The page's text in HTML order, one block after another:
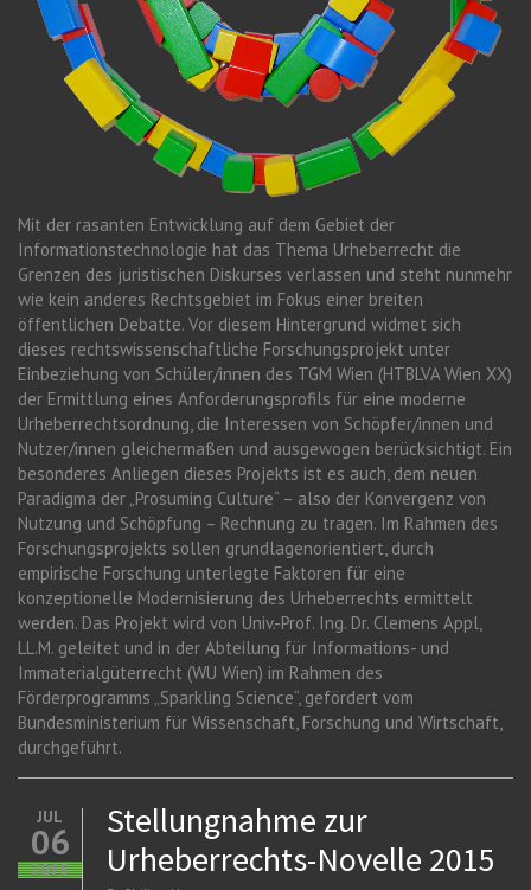
Mit der rasanten Entwicklung auf dem Gebiet der
Informationstechnologie hat das Thema Urheberrecht die
Grenzen des juristischen Diskurses verlassen und steht nunmehr
wie kein anderes Rechtsgebiet im Fokus einer breiten
öffentlichen Debatte. Vor diesem Hintergrund widmet sich
dieses rechtswissenschaftliche Forschungsprojekt unter
Einbeziehung von Schüler/innen des TGM Wien (HTBLVA Wien XX)
der Ermittlung eines Anforderungsprofils für eine moderne
Urheberrechtsordnung, die Interessen von Schöpfer/innen und
Nutzer/innen gleichermaßen und ausgewogen berücksichtigt. Ein
besonderes Anliegen dieses Projekts ist es auch, dem neuen
Paradigma der „Prosuming Culture“ – also der Konvergenz von
Nutzung und Schöpfung – Rechnung zu tragen. Im Rahmen des
Forschungsprojekts sollen grundlagenorientiert, durch
empirische Forschung unterlegte Faktoren für eine
konzeptionelle Modernisierung des Urheberrechts ermittelt
werden. Das Projekt wird von Univ.-Prof. Ing. Dr. Clemens Appl,
LL.M. geleitet und in der Abteilung für Informations- und
Immaterialgüterrecht (WU Wien) im Rahmen des
Förderprogramms „Sparkling Science“, gefördert vom
Bundesministerium für Wissenschaft, Forschung und Wirtschaft,
durchgeführt.
JUL
06
2015
Stellungnahme zur
Urheberrechts-Novelle 2015